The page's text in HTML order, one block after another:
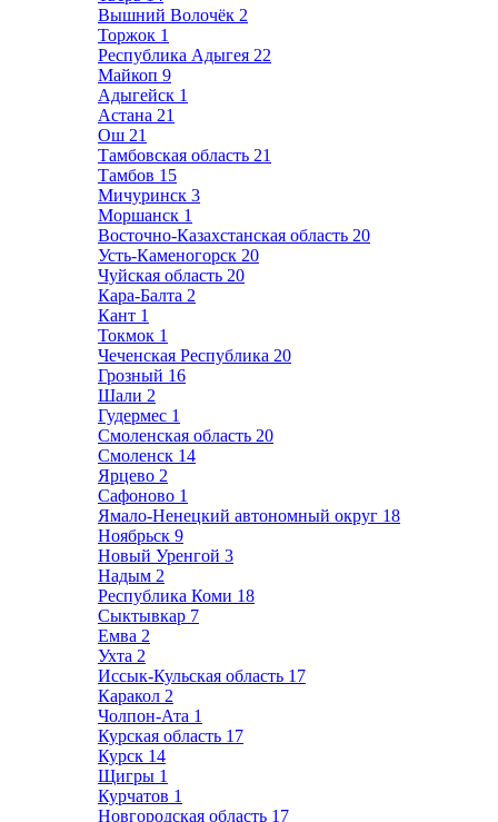
Вышний Волочёк 2
Торжок 1
Республика Адыгея 22
Майкоп 9
Адыгейск 1
Астана 21
Ош 21
Тамбовская область 21
Тамбов 15
Мичуринск 3
Моршанск 1
Восточно-Казахстанская область 20
Усть-Каменогорск 20
Чуйская область 20
Кара-Балта 2
Кант 1
Токмок 1
Чеченская Республика 20
Грозный 16
Шали 2
Гудермес 1
Смоленская область 20
Смоленск 14
Ярцево 2
Сафоново 1
Ямало-Ненецкий автономный округ 18
Ноябрьск 9
Новый Уренгой 3
Надым 2
Республика Коми 18
Сыктывкар 7
Емва 2
Ухта 2
Иссык-Кульская область 17
Каракол 2
Чолпон-Ата 1
Курская область 17
Курск 14
Щигры 1
Курчатов 1
Новгородская область 17